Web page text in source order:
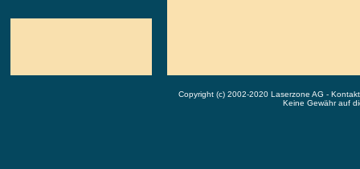
Copyright (c) 2002-2020 Laserzone AG -
Keine Gewähr auf